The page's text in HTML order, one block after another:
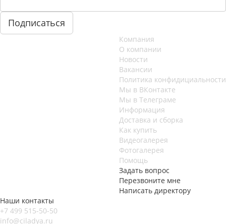
Компания
О компании
Новости
Вакансии
Политика конфидициальности
Мы в ВКонтакте
Мы в Телеграме
Информация
Доставка и сборка
Как купить
Видеогалерея
Фотогалерея
Помощь
Задать вопрос
Перезвоните мне
Написать директору
Наши контакты
+7 499 515-50-50
info@ciladya.ru